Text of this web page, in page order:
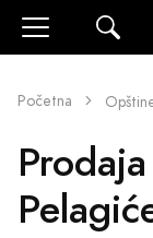
Početna